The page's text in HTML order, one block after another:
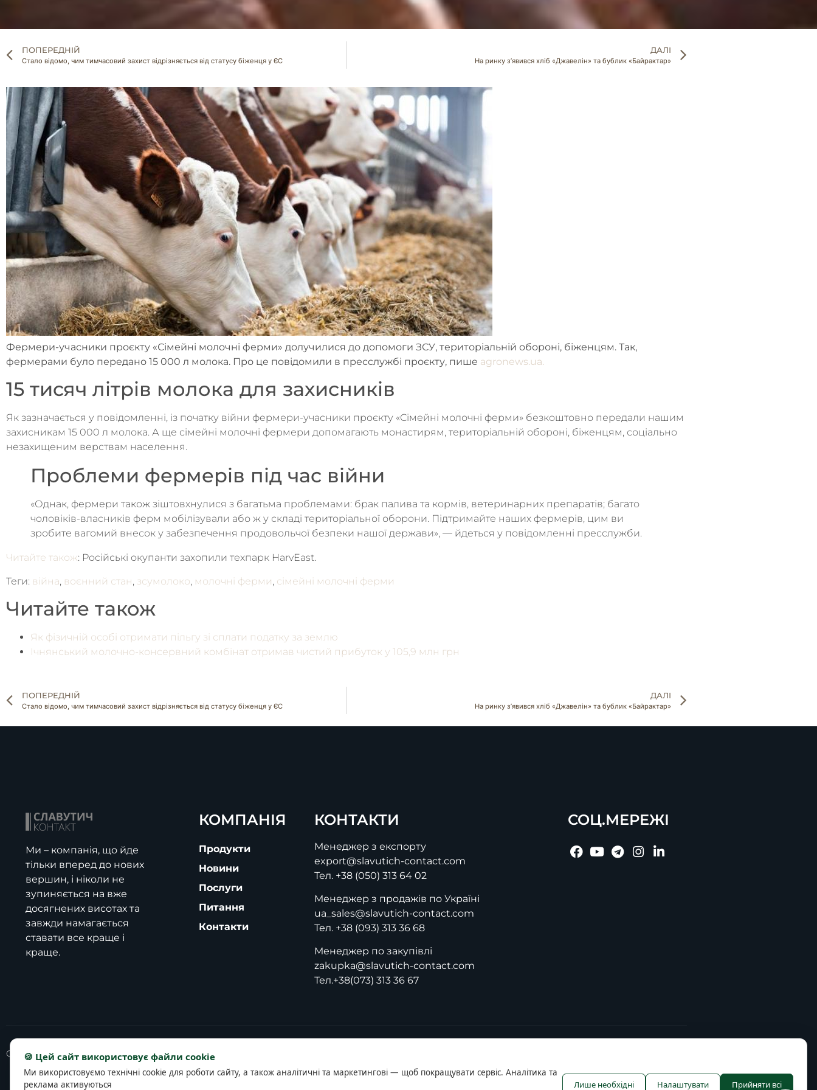
ПОПЕРЕДНІЙ
Стало відомо, чим тимчасовий захист відрізняється від статусу біженця у ЄС
ДАЛІ
На ринку з’явився хліб «Джавелін» та бублик «Байрактар»
Фермери-учасники проєкту «Сімейні молочні ферми» долучилися до допомоги ЗСУ, територіальній обороні, біженцям. Так,
фермерами було передано 15 000 л молока. Про це повідомили в пресслужбі проєкту, пише agronews.ua.
15 тисяч літрів молока для захисників
Як зазначається у повідомленні, із початку війни фермери-учасники проєкту «Сімейні молочні ферми» безкоштовно передали нашим
захисникам 15 000 л молока. А ще сімейні молочні фермери допомагають монастирям, територіальній обороні, біженцям, соціально
незахищеним верствам населення.
Проблеми фермерів під час війни
«Однак, фермери також зіштовхнулися з багатьма проблемами: брак палива та кормів, ветеринарних препаратів; багато
чоловіків-власників ферм мобілізували або ж у складі територіальної оборони. Підтримайте наших фермерів, цим ви
зробите вагомий внесок у забезпечення продовольчої безпеки нашої держави», — йдеться у повідомленні пресслужби.
Читайте також: Російські окупанти захопили техпарк HarvEast.
Теги: війна, воєнний стан, зсумолоко, молочні ферми, сімейні молочні ферми
Читайте також
Як фізичній особі отримати пільгу зі сплати податку за землю
Ічнянський молочно-консервний комбінат отримав чистий прибуток у 105,9 млн грн
ПОПЕРЕДНІЙ
Стало відомо, чим тимчасовий захист відрізняється від статусу біженця у ЄС
ДАЛІ
На ринку з’явився хліб «Джавелін» та бублик «Байрактар»
Ми – компанія, що йде
тільки вперед до нових
вершин, і ніколи не
зупиняється на вже
досягнених висотах та
завжди намагається
ставати все краще і
краще.
КОМПАНІЯ
Продукти
Новини
Послуги
Питання
Контакти
КОНТАКТИ
Менеджер з експорту
export@slavutich-contact.com
Тел. +38 (050) 313 64 02
Менеджер з продажів по Україні
ua_sales@slavutich-contact.com
Тел. +38 (093) 313 36 68
Менеджер по закупівлі
zakupka@slavutich-contact.com
Тел.+38(073) 313 36 67
СОЦ.МЕРЕЖІ
Copyright © 2025 slavutich-contact.com
🍪 Цей сайт використовує файли cookie
Ми використовуємо технічні cookie для роботи сайту, а також аналітичні та маркетингові — щоб покращувати сервіс. Аналітика та
реклама активуються
Лише необхідні Налаштувати Прийняти всі